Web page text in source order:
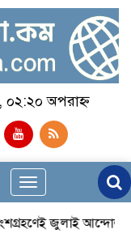
অপরাহ্ন
Toggle
navigation
জুলাই আন্দোলন